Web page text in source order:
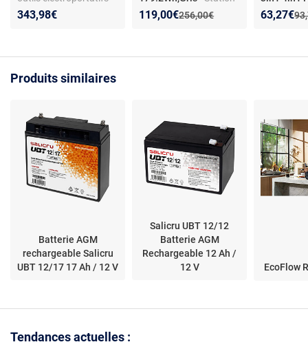
18 V - Série ProCORE -
performance et
343,98€
d'énergie portable
Ancien prix :
256,00€
Nouveau prix :
119,00€
Réduction de :
Solaires
Panel
Nouveau
63,27€
Produits similaires
Batterie AGM
rechargeable Salicru
UBT 12/17 17 Ah / 12 V
Salicru UBT 12/12
Batterie AGM
Rechargeable 12 Ah /
12 V
EcoFlow
Tendances actuelles :